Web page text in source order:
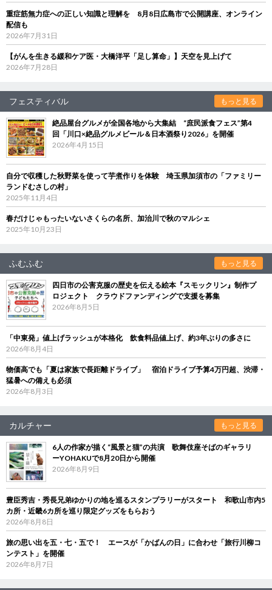
重症筋無力症への正しい知識と理解を 8月8日広島市で公開講座、オンライン
配信も
2026年7月31日
【がんを生きる緩和ケア医・大橋洋平「足し算命」】天空を見上げて
2026年7月28日
フェスティバル もっと見る
絶品屋台グルメが全国各地から大集結 “庶民派食フェス”第4
回「川口×絶品グルメビール＆日本酒祭り2026」を開催
2026年4月15日
自分で収穫した秋野菜を使って芋煮作りを体験 埼玉県加須市の「ファミリー
ランドむさしの村」
2025年11月4日
春だけじゃもったいないさくらの名所、加治川で秋のマルシェ
2025年10月23日
ふむふむ もっと見る
四日市の公害克服の歴史を伝える絵本『スモックリン』制作プ
ロジェクト クラウドファンディングで支援を募集
2026年8月5日
「中東発」値上げラッシュが本格化 飲食料品値上げ、約3年ぶりの多さに
2026年8月4日
物価高でも「夏は家族で長距離ドライブ」 宿泊ドライブ予算4万円超、渋滞・
猛暑への備えも必須
2026年8月3日
カルチャー もっと見る
6人の作家が描く“風景と猫”の共演 歌舞伎座そばのギャラリ
ーYOHAKUで8月20日から開催
2026年8月9日
豊臣秀吉・秀長兄弟ゆかりの地を巡るスタンプラリーがスタート 和歌山市内5
カ所・近畿6カ所を巡り限定グッズをもらおう
2026年8月8日
旅の思い出を五・七・五で！ エースが「かばんの日」に合わせ「旅行川柳コ
ンテスト」を開催
2026年8月7日